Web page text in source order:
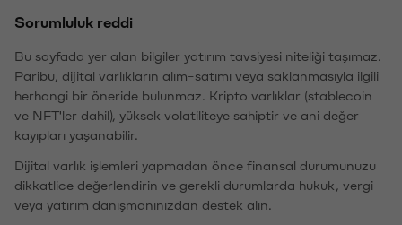
Sorumluluk reddi
Bu sayfada yer alan bilgiler yatırım tavsiyesi niteliği taşımaz.
Paribu, dijital varlıkların alım-satımı veya saklanmasıyla ilgili
herhangi bir öneride bulunmaz. Kripto varlıklar (stablecoin
ve NFT'ler dahil), yüksek volatiliteye sahiptir ve ani değer
kayıpları yaşanabilir.
Dijital varlık işlemleri yapmadan önce finansal durumunuzu
dikkatlice değerlendirin ve gerekli durumlarda hukuk, vergi
veya yatırım danışmanınızdan destek alın.